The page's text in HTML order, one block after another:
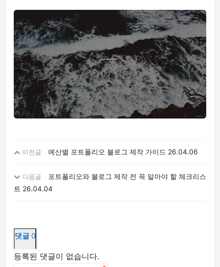
이전글 예산별 포트폴리오 블로그 제작 가이드 26.04.06
다음글
포트폴리오와 블로그 제작 전 꼭 알아야 할 체크리스
트 26.04.04
댓글 0
등록된 댓글이 없습니다.